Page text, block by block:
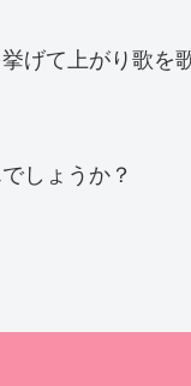
げて上がり歌を
しょうか？